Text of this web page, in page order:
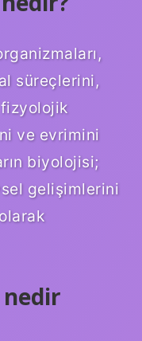
süreçlerini,
ve evrimini
biyolojisi;
gelişimlerini